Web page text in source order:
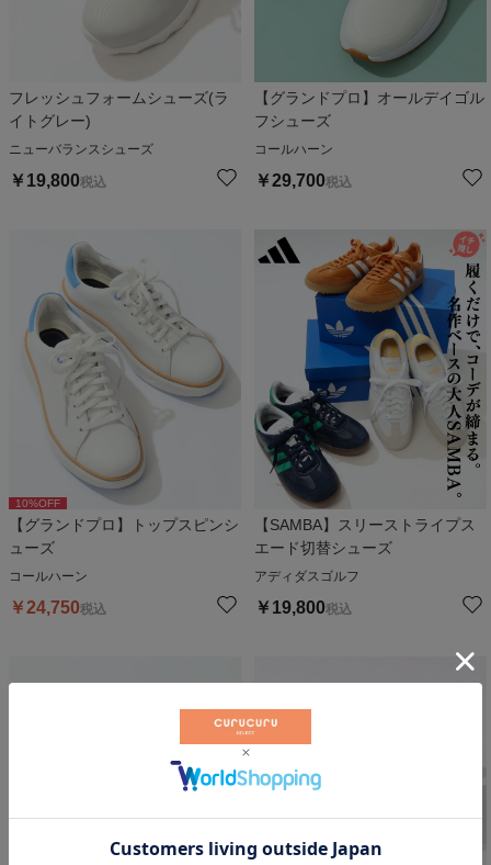
フレッシュフォームシューズ(ラ
イトグレー)
ニューバランスシューズ
￥ 19,800税込
【グランドプロ】オールデイゴル
フシューズ
コールハーン
￥29,700税込
10%OFF
【グランドプロ】トップスピンシ
ューズ
コールハーン
￥24,750税込
【SAMBA】スリーストライプス
エード切替シューズ
アディダスゴルフ
￥ 19,800税込